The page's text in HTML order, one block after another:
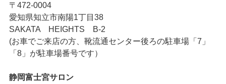
〒472-0004
愛知県知立市南陽1丁目38
SAKATA HEIGHTS B-2
(お車でご来店の方、靴流通センター後ろの駐車場「7」
「8」が駐車場番号です）
静岡富士宮サロン